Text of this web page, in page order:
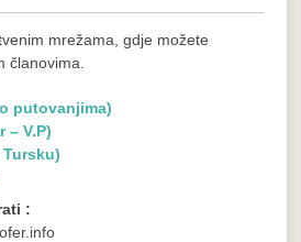
mrežama, gdje možete
članovima.
putovanjima)
– V.P)
: